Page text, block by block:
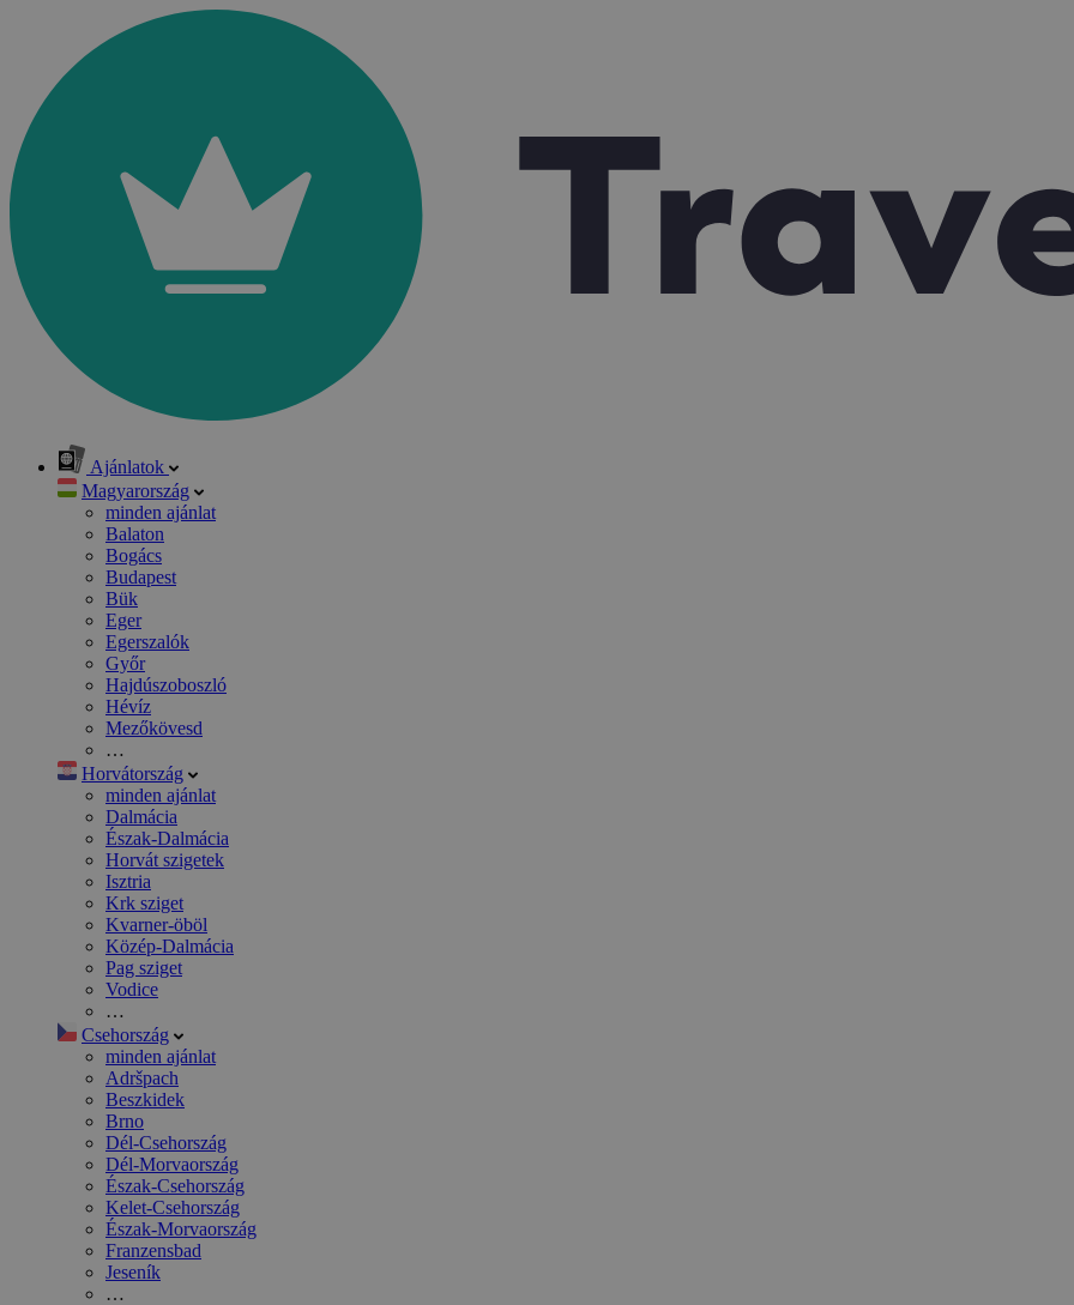
Ajánlatok
Magyarország
minden ajánlat
Balaton
Bogács
Budapest
Bük
Eger
Egerszalók
Győr
Hajdúszoboszló
Hévíz
Mezőkövesd
…
Horvátország
minden ajánlat
Dalmácia
Észak-Dalmácia
Horvát szigetek
Isztria
Krk sziget
Kvarner-öböl
Közép-Dalmácia
Pag sziget
Vodice
…
Csehország
minden ajánlat
Adršpach
Beszkidek
Brno
Dél-Csehország
Dél-Morvaország
Észak-Csehország
Kelet-Csehország
Észak-Morvaország
Franzensbad
Jeseník
…